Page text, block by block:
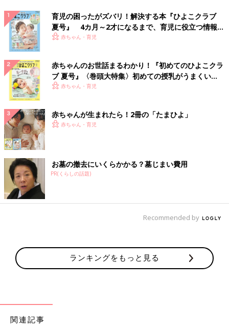
育児の困ったがズバリ！解決する本『ひよこクラブ
夏号』 4カ月～2才になるまで、育児に役立つ情報が
いっぱい！
赤ちゃん・育児
赤ちゃんのお世話まるわかり！『初めてのひよこクラ
ブ 夏号』〈巻頭大特集〉初めての授乳がうまくい
く！ おっぱい・ミルクの基本と夏のトラブル 解決テ
赤ちゃん・育児
赤ちゃんが生まれたら！2冊の「たまひよ」
赤ちゃん・育児
お墓の撤去にいくらかかる？墓じまい費用
PR(くらしの話題)
Recommended by
ランキングをもっと見る
関連記事